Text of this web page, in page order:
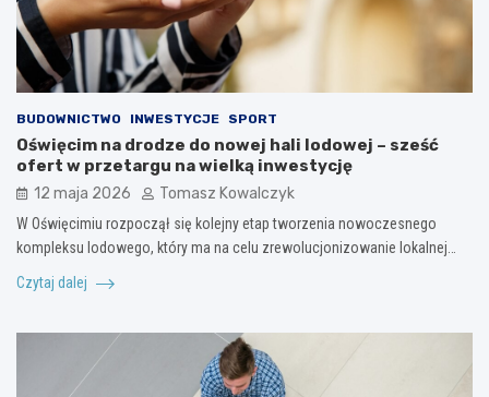
BUDOWNICTWO INWESTYCJE SPORT
Oświęcim na drodze do nowej hali lodowej – sześć
ofert w przetargu na wielką inwestycję
12 maja 2026 Tomasz Kowalczyk
W Oświęcimiu rozpoczął się kolejny etap tworzenia nowoczesnego
kompleksu lodowego, który ma na celu zrewolucjonizowanie lokalnej…
Czytaj dalej